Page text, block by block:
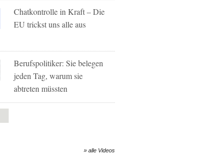
Chatkontrolle in Kraft – Die
EU trickst uns alle aus
Berufspolitiker: Sie belegen
jeden Tag, warum sie
abtreten müssten
» alle Videos